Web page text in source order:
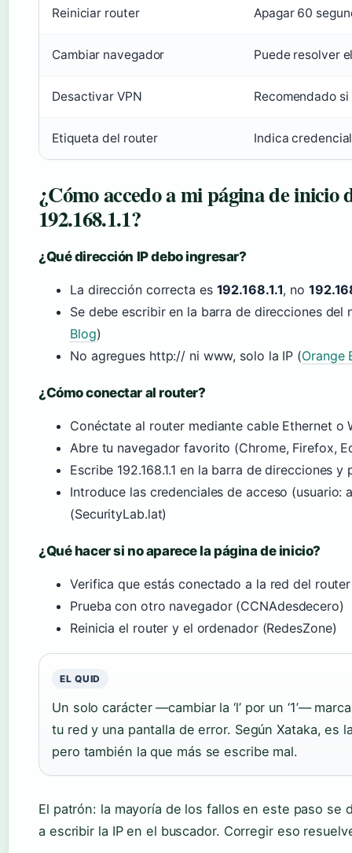
Reiniciar router Apagar 60
Cambiar navegador Puede resolver
Desactivar VPN Recomendado
Etiqueta del router Indica
¿Cómo accedo a mi página de inicio
192.168.1.1?
¿Qué dirección IP debo ingresar?
La dirección correcta es 192.168.1.1, no
Se debe escribir en la barra de direcciones del
Blog)
No agregues http:// ni www, solo la IP (Orange
¿Cómo conectar al router?
Conéctate al router mediante cable Ethernet o
Abre tu navegador favorito (Chrome, Firefox,
Escribe 192.168.1.1 en la barra de direcciones y
Introduce las credenciales de acceso (usuario:
(SecurityLab.lat)
¿Qué hacer si no aparece la página de inicio?
Verifica que estás conectado a la red del
Prueba con otro navegador (CCNAdesdecero)
Reinicia el router y el ordenador (RedesZone)
EL QUID
Un solo carácter —cambiar la ‘l’ por un ‘1’—
tu red y una pantalla de error. Según Xataka, es
pero también la que más se escribe mal.
El patrón: la mayoría de los fallos en este paso se
a escribir la IP en el buscador. Corregir eso